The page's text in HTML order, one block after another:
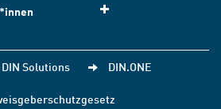
DIN Solutions DIN.ONE